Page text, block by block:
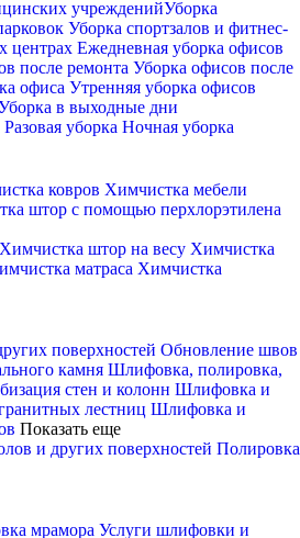
учрежденийУборка
Уборка спортзалов и фитнес-
центрах Ежедневная уборка офисов
после ремонта Уборка офисов после
офиса Утренняя уборка офисов
в выходные дни
Разовая уборка Ночная уборка
ковров Химчистка мебели
штор с помощью перхлорэтилена
Химчистка штор на весу Химчистка
матраса Химчистка
поверхностей Обновление швов
камня Шлифовка, полировка,
стен и колонн Шлифовка и
лестниц Шлифовка и
Показать еще
и других поверхностей Полировка
мрамора Услуги шлифовки и